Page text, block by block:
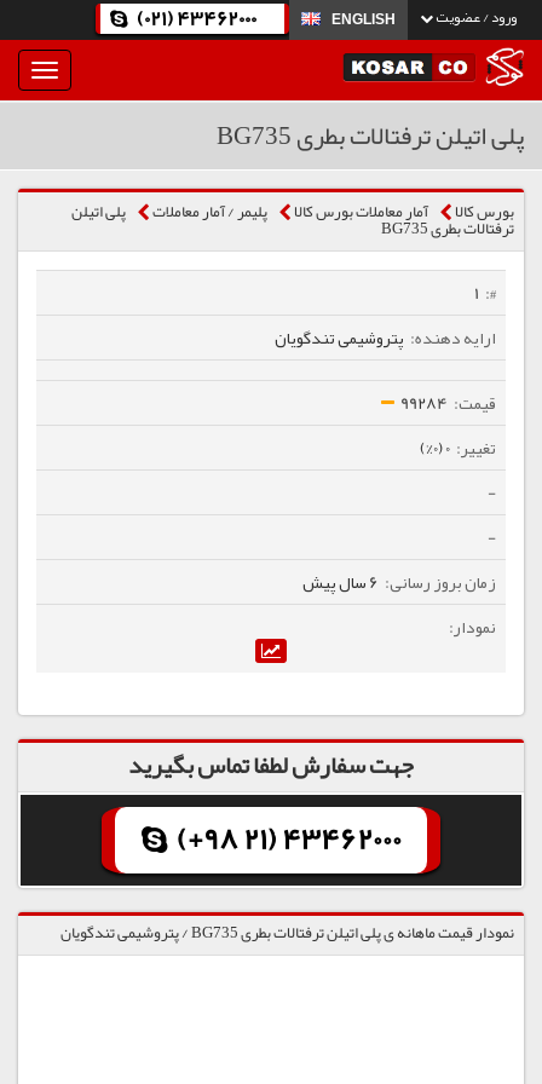
ورود / عضویت ENGLISH
(021) 43462000
بار
و
پلی اتیلن ترفتالات بطری BG735
بورس کالا آمار معاملات بورس کالا پلیمر / آمار معاملات پلی اتیلن
ترفتالات بطری BG735
1
پتروشیمی تندگویان
99284
0 (0%)
-
-
6 سال پیش
جهت سفارش لطفا تماس بگیرید
(+98 21) 43462000
نمودار قیمت ماهانه ی پلی اتیلن ترفتالات بطری BG735 / پتروشیمی تندگویان